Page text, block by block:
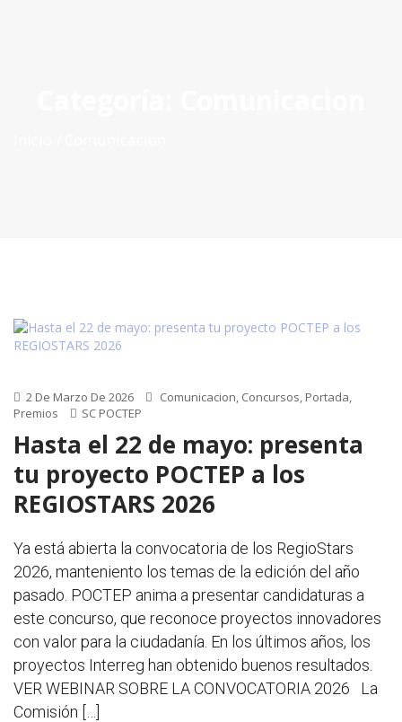
2 De Marzo De 2026 Comunicacion, Concursos, Portada,
Premios
SC POCTEP
Hasta el 22 de mayo: presenta
tu proyecto POCTEP a los
REGIOSTARS 2026
Ya está abierta la convocatoria de los RegioStars
2026, manteniento los temas de la edición del año
pasado. POCTEP anima a presentar candidaturas a
este concurso, que reconoce proyectos innovadores
con valor para la ciudadanía. En los últimos años, los
proyectos Interreg han obtenido buenos resultados.
VER WEBINAR SOBRE LA CONVOCATORIA 2026 La
Comisión […]